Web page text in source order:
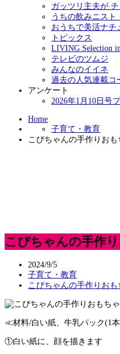
ガッツリ主夫が
うちの飲みニスト
おうちで美活ナチ
トピックス
LIVING Selection
テレビのツムジ
みんなのイイネ
過去の人気連載コ
アンケート
2026年1月10日号
Home
子育て・教育
こぴちゃんの手作りおも
こぴちゃんの手作
2024/9/5
子育て・教育
こぴちゃんの手作りおも
≪材料/白い紙、牛乳パック(1
①白い紙に、顔を描きます